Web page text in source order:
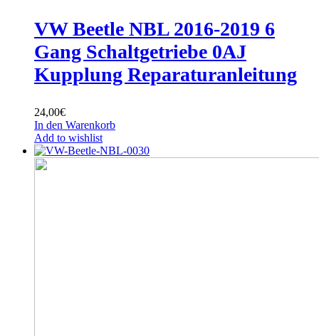
VW Beetle NBL 2016-2019 6
Gang Schaltgetriebe 0AJ
Kupplung Reparaturanleitung
24,00€
In den Warenkorb
Add to wishlist